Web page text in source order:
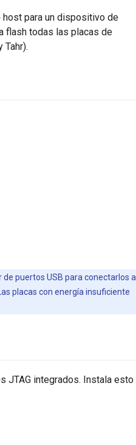
host para un dispositivo de
flash todas las placas de
Tahr).
puertos USB para conectarlos a
placas con energía insuficiente
JTAG integrados. Instala esto